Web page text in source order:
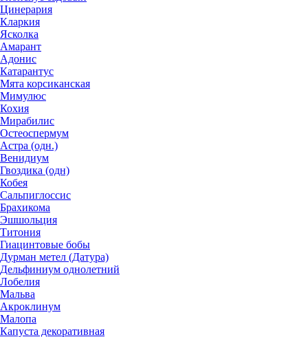
Цинерария
Кларкия
Ясколка
Амарант
Адонис
Катарантус
Мята корсиканская
Мимулюс
Кохия
Мирабилис
Остеоспермум
Астра (одн.)
Венидиум
Гвоздика (одн)
Кобея
Сальпиглоссис
Брахикома
Эшшольция
Титония
Гиацинтовые бобы
Дурман метел (Датура)
Дельфиниум однолетний
Лобелия
Мальва
Акроклинум
Малопа
Капуста декоративная